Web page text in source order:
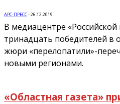
АРС-ПРЕСС-26.12.2019
В медиацентре
тринадцать победителей в
жюри «перелопатили»-
новыми регионами.
«Областная газета»